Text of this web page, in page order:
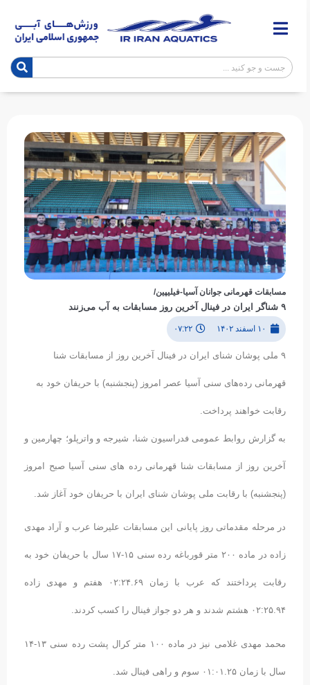
مسابقات قهرمانی جوانان آسیا-فیلیپین/
۹ شناگر ایران در فینال آخرین روز مسابقات به آب می‌زنند
۱۰ اسفند ۱۴۰۲ ۰۷:۲۲
۹ ملی پوشان شنای ایران در فینال آخرین روز از مسابقات شنا
قهرمانی رده‌های سنی آسیا عصر امروز (پنجشنبه) با حریفان خود به
رقابت خواهند پرداخت.
به گزارش روابط عمومی فدراسیون شنا، شیرجه و واترپلو؛ چهارمین و
آخرین روز از مسابقات شنا قهرمانی رده های سنی آسیا صبح امروز
(پنجشنبه) با رقابت ملی پوشان شنای ایران با حریفان خود آغاز شد.
در مرحله مقدماتی روز پایانی این مسابقات علیرضا عرب و آراد مهدی
زاده در ماده ۲۰۰ متر قورباغه رده سنی ۱۵-۱۷ سال با حریفان خود به
رقابت پرداختند که عرب با زمان ۰۲:۲۴.۶۹ هفتم و مهدی زاده
۰۲:۲۵.۹۴ هشتم شدند و هر دو جواز فینال را کسب کردند.
محمد مهدی غلامی نیز در ماده ۱۰۰ متر کرال پشت رده سنی ۱۳-۱۴
سال با زمان ۰۱:۰۱.۲۵ سوم و راهی فینال شد.